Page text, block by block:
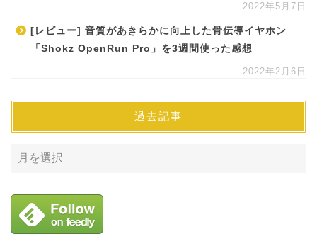
2022年5月7日
[レビュー] 音質があきらかに向上した骨伝導イヤホン
「Shokz OpenRun Pro」を3週間使った感想
2022年2月6日
過去記事